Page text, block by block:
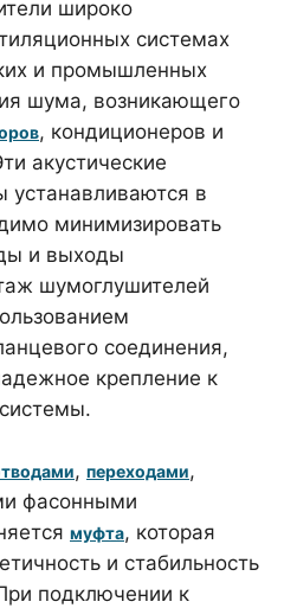
широко
системах
и промышленных
шума, возникающего
, кондиционеров и
акустические
устанавливаются в
минимизировать
и выходы
шумоглушителей
соединения,
крепление к
, переходами,
фасонными
муфта, которая
и стабильность
подключении к